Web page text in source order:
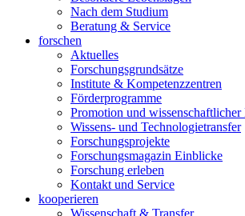
Nach dem Studium
Beratung & Service
forschen
Aktuelles
Forschungsgrundsätze
Institute & Kompetenzzentren
Förderprogramme
Promotion und
Wissens- und Technologietransfer
Forschungsprojekte
Forschungsmagazin Einblicke
Forschung erleben
Kontakt und Service
kooperieren
Wissenschaft & Transfer